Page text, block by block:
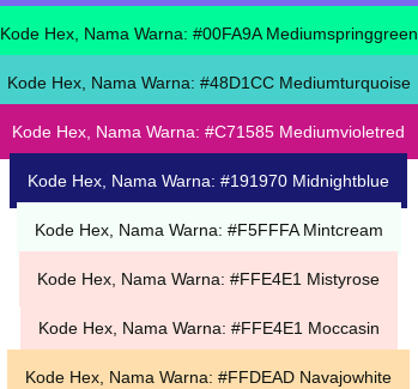
Kode Hex, Nama Warna: #00FA9A Mediumspringgreen
Kode Hex, Nama Warna: #48D1CC Mediumturquoise
Kode Hex, Nama Warna: #C71585 Mediumvioletred
Kode Hex, Nama Warna: #191970 Midnightblue
Kode Hex, Nama Warna: #F5FFFA Mintcream
Kode Hex, Nama Warna: #FFE4E1 Mistyrose
Kode Hex, Nama Warna: #FFE4E1 Moccasin
Kode Hex, Nama Warna: #FFDEAD Navajowhite